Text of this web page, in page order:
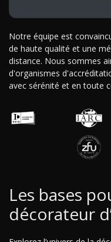
Notre équipe est
de haute qualité et une
distance. Nous sommes
d'organismes
avec sérénité et en toute
Les bases
décorateur